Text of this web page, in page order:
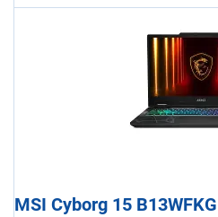
MSI Cyborg 15